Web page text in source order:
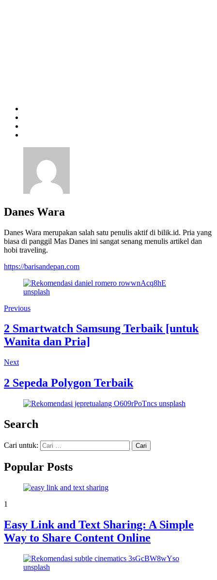
Danes Wara
Danes Wara merupakan salah satu penulis aktif di bilik.id. Pria yang
biasa di panggil Mas Danes ini sangat senang menulis artikel dan
hobi traveling.
https://barisandepan.com
Previous
2 Smartwatch Samsung Terbaik [untuk
Wanita dan Pria]
Next
2 Sepeda Polygon Terbaik
Search
Cari untuk:
Popular Posts
1
Easy Link and Text Sharing: A Simple
Way to Share Content Online